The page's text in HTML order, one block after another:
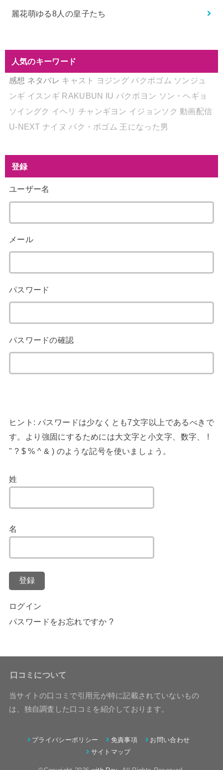
麗花萌ゆる8人の皇子たち
人気のキーワード
感想 ネタバレ キャスト ヨジング パクボゴム ソンジュ
ンギ イスンギ RAKUBUN IU パクボヨン ソン・ヘギョ
ソイングク イヘリ チャンギヨン イジョンソク 動画配信
U-NEXT ナイヌ パク・ボゴム 王になった男
登録
ユーザー名
メール
パスワード
パスワードの確認
ヒント: パスワードは少なくとも7文字以上であるべきで
す。より強固にするためには大文字と小文字、数字、 !
" ? $ % ^ & ) のような記号を使いましょう。
姓
名
登録
ログイン
パスワードをお忘れですか ?
口コミについて
当サイトの口コミで引用元が特に記載されていないもの
は、独自調査した口コミを紹介しております。
プライバシーポリシー 免責事項
お問い合わせ
サイトマップ